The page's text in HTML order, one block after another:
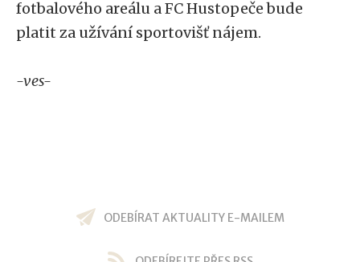
fotbalového areálu a FC Hustopeče bude
platit za užívání sportovišť nájem.
-ves-
ODEBÍRAT AKTUALITY E-MAILEM